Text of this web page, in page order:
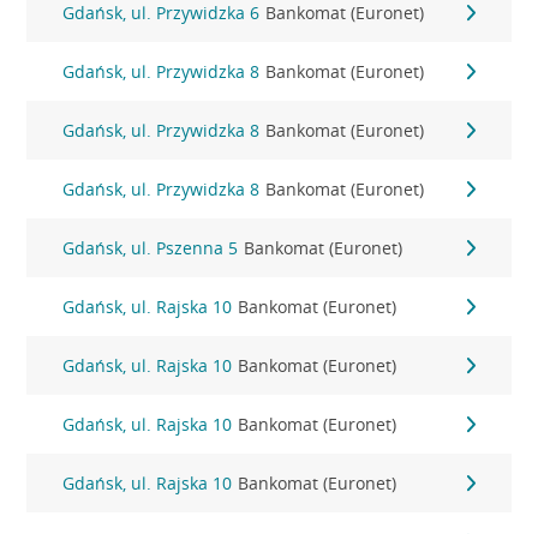
Gdańsk, ul. Przywidzka 6 Bankomat (Euronet)
Gdańsk, ul. Przywidzka 8 Bankomat (Euronet)
Gdańsk, ul. Przywidzka 8 Bankomat (Euronet)
Gdańsk, ul. Przywidzka 8 Bankomat (Euronet)
Gdańsk, ul. Pszenna 5 Bankomat (Euronet)
Gdańsk, ul. Rajska 10 Bankomat (Euronet)
Gdańsk, ul. Rajska 10 Bankomat (Euronet)
Gdańsk, ul. Rajska 10 Bankomat (Euronet)
Gdańsk, ul. Rajska 10 Bankomat (Euronet)